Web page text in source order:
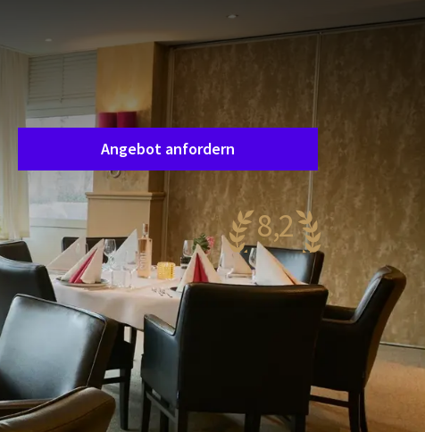
Saalanfrage
und wir werden Sie zeitnah kontaktieren, um Ihre
Wünsche gemeinsam abzustimmen.
Angebot anfordern
8,2
Sehr gut
343 Bewertungen